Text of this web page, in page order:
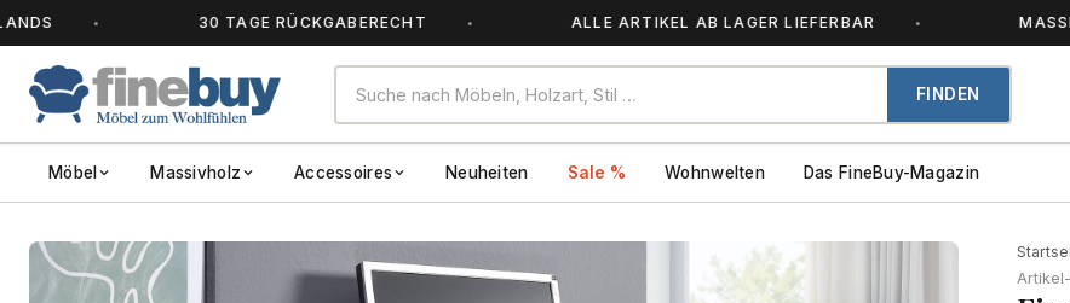
30 TAGE RÜCKGABERECHT ALLE ARTIKEL AB LAGER LIEFERBAR
FINDEN
Möbel Massivholz Accessoires Neuheiten Sale % Wohnwelten Das FineBuy-Magazin
Artikel-